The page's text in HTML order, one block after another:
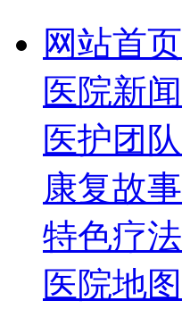
网站首页
医院新闻
医护团队
康复故事
特色疗法
医院地图